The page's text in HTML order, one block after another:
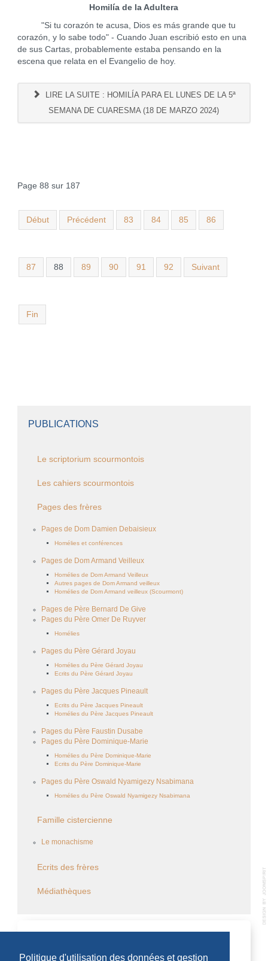
Politique d'utilisation des données et gestion
Homilía de la Adultera
"Si tu corazón te acusa, Dios es más grande que tu
corazón, y lo sabe todo" - Cuando Juan escribió esto en una
de sus Cartas, probablemente estaba pensando en la
escena que relata en el Evangelio de hoy.
LIRE LA SUITE : HOMILÍA PARA EL LUNES DE LA 5ª
SEMANA DE CUARESMA (18 DE MARZO 2024)
Page 88 sur 187
Début Précédent 83 84 85 86
87 88 89 90 91 92 Suivant
Fin
PUBLICATIONS
Le scriptorium scourmontois
Les cahiers scourmontois
Pages des frères
Pages de Dom Damien Debaisieux
Homélies et conférences
Pages de Dom Armand Veilleux
Homélies de Dom Armand Veilleux
Autres pages de Dom Armand veilleux
Homélies de Dom Armand veilleux (Scourmont)
Pages de Père Bernard De Give
Pages du Père Omer De Ruyver
Homélies
Pages du Père Gérard Joyau
Homélies du Père Gérard Joyau
Ecrits du Père Gérard Joyau
Pages du Père Jacques Pineault
Ecrits du Père Jacques Pineault
Homélies du Père Jacques Pineault
Pages du Père Faustin Dusabe
Pages du Père Dominique-Marie
Homélies du Père Dominique-Marie
Ecrits du Père Dominique-Marie
Pages du Père Oswald Nyamigezy Nsabimana
Homélies du Père Oswald Nyamigezy Nsabimana
Famille cistercienne
Le monachisme
Ecrits des frères
Médiathèques